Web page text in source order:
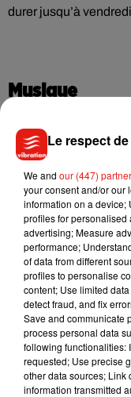
durer jusqu’à
Musique
7
7
Le respect
We and our (447)
your consent and/or our
information on a device;
profiles for personalised
advertising; Measure
performance;
of data from different
profiles to personalise
content; Use limited
detect fraud, and fix
Save and communicate
process personal data
following functionalities:
requested; Use precise
other data sources; Link
information transmitted